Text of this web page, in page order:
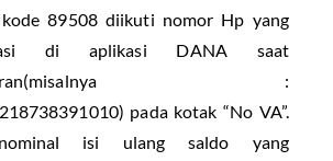
89508 diikuti nomor Hp yang
di aplikasi DANA saat
:
pada kotak “No VA”.
isi ulang saldo yang